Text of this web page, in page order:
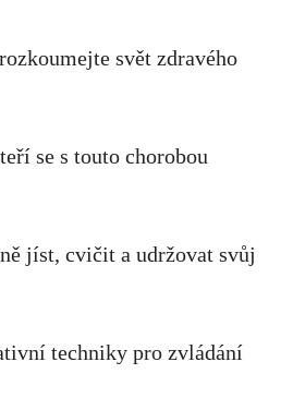
svět zdravého
se s touto chorobou⁣
⁢jíst, cvičit a udržovat ⁢svůj
techniky pro ⁤zvládání